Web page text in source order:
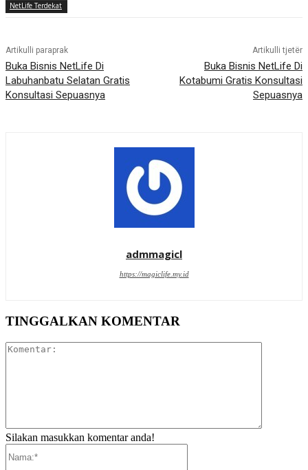
NetLife Terdekat
Artikulli paraprak
Buka Bisnis NetLife Di
Labuhanbatu Selatan Gratis
Konsultasi Sepuasnya
Artikulli tjetër
Buka Bisnis NetLife Di
Kotabumi Gratis Konsultasi
Sepuasnya
admmagicl
https://magiclife.my.id
TINGGALKAN KOMENTAR
Silakan masukkan komentar anda!